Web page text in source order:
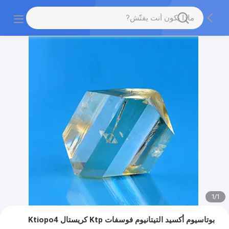
1
/
1
بوتاسيوم أكسيد التيتانيوم فوسفات Ktp كريستال Ktiopo4